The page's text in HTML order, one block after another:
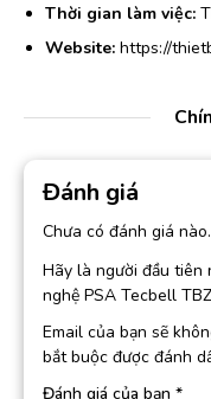
Thời gian làm việc:
Website: https://
Đánh giá
Chưa có đánh giá nào.
Hãy là người đầu tiên
nghệ PSA Tecbell
Email của bạn sẽ
bắt buộc được đánh
Đánh giá của bạn *